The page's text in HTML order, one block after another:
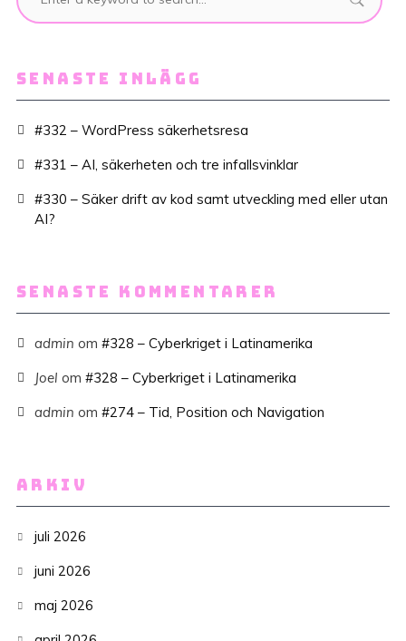
SENASTE INLÄGG
#332 – WordPress säkerhetsresa
#331 – AI, säkerheten och tre infallsvinklar
#330 – Säker drift av kod samt utveckling med eller utan
AI?
SENASTE KOMMENTARER
admin om #328 – Cyberkriget i Latinamerika
Joel om #328 – Cyberkriget i Latinamerika
admin om #274 – Tid, Position och Navigation
ARKIV
juli 2026
juni 2026
maj 2026